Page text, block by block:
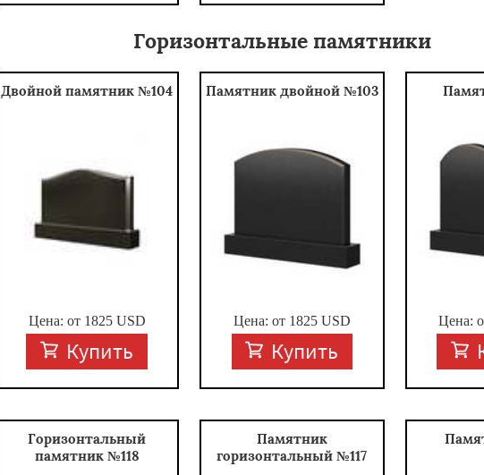
Горизонтальные памятники
Двойной памятник №104
Цена: от 1825USD
Купить
Памятник двойной №103
Цена: от 1825USD
Купить
Цена:
Горизонтальный
памятник №118
Памятник
горизонтальный №117